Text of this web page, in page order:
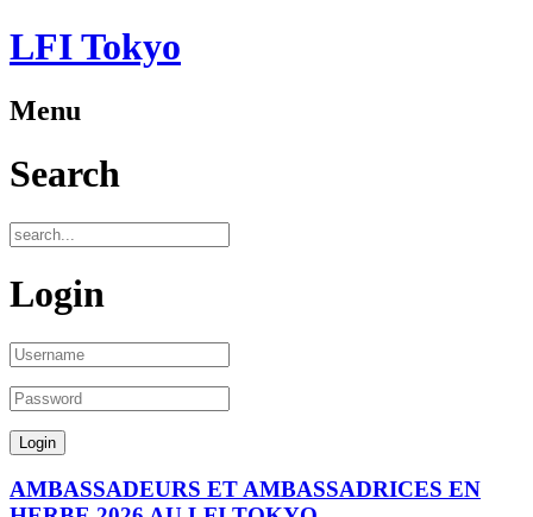
LFI Tokyo
Menu
Search
Login
AMBASSADEURS ET AMBASSADRICES EN